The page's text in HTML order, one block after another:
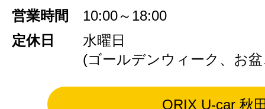
営業時間
10:00～18:00
定休日
水曜日
(ゴールデンウィーク、お
ORIX U-car 秋